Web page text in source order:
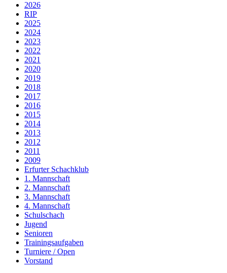
2026
RIP
2025
2024
2023
2022
2021
2020
2019
2018
2017
2016
2015
2014
2013
2012
2011
2009
Erfurter Schachklub
1. Mannschaft
2. Mannschaft
3. Mannschaft
4. Mannschaft
Schulschach
Jugend
Senioren
Trainingsaufgaben
Turniere / Open
Vorstand